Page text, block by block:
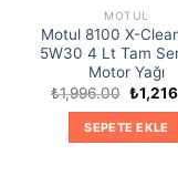
MOTUL
Motul 8100 X-
5W30 4 Lt Tam
Motor Yağı
₺1,996.00 Orijinal
fiyat:
₺
SEPETE EKLE